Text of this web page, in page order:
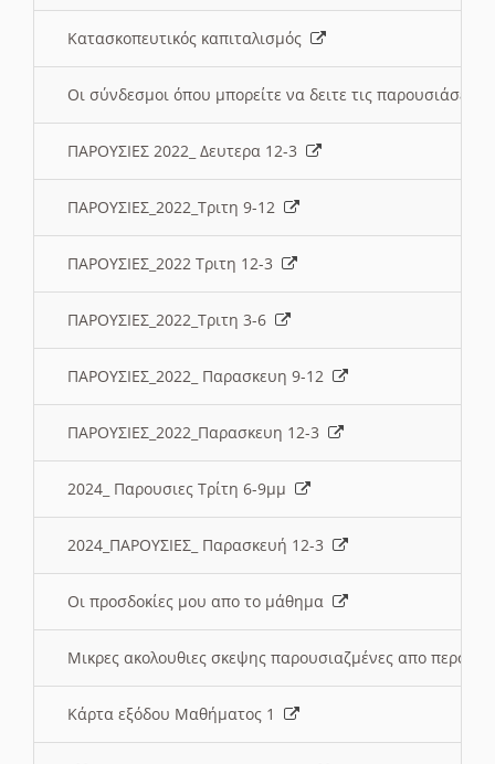
Κατασκοπευτικός καπιταλισμός
Οι σύνδεσμοι όπου μπορείτε να δειτε τις παρουσιάσεις
ΠΑΡΟΥΣΙΕΣ 2022_ Δευτερα 12-3
ΠΑΡΟΥΣΙΕΣ_2022_Τριτη 9-12
ΠΑΡΟΥΣΙΕΣ_2022 Τριτη 12-3
ΠΑΡΟΥΣΙΕΣ_2022_Τριτη 3-6
ΠΑΡΟΥΣΙΕΣ_2022_ Παρασκευη 9-12
ΠΑΡΟΥΣΙΕΣ_2022_Παρασκευη 12-3
2024_ Παρουσιες Τρίτη 6-9μμ
2024_ΠΑΡΟΥΣΙΕΣ_ Παρασκευή 12-3
Οι προσδοκίες μου απο το μάθημα
Μικρες ακολουθιες σκεψης παρουσιαζμένες απο
Κάρτα εξόδου Μαθήματος 1